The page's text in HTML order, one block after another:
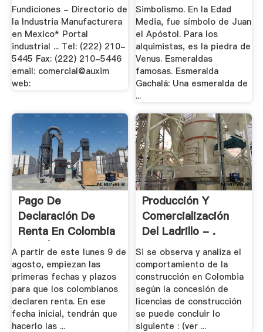
Fundiciones - Directorio de
la Industria Manufacturera
en Mexico* Portal
industrial ... Tel: (222) 210-
5445 Fax: (222) 210-5446
email: comercial@auxim
web:
Simbolismo. En la Edad
Media, fue símbolo de Juan
el Apóstol. Para los
alquimistas, es la piedra de
Venus. Esmeraldas
famosas. Esmeralda
Gachalá: Una esmeralda de
...
Pago De
Declaración De
Renta En Colombia
2016 | .
A partir de este lunes 9 de
agosto, empiezan las
primeras fechas y plazos
para que los colombianos
declaren renta. En ese
fecha inicial, tendrán que
hacerlo las ...
Producción Y
Comercialización
Del Ladrillo - .
Si se observa y analiza el
comportamiento de la
construcción en Colombia
según la concesión de
licencias de construcción
se puede concluir lo
siguiente : (ver ...